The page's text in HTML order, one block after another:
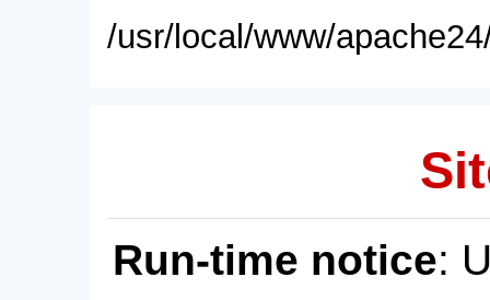
/usr/local/www/
Run-time notice: